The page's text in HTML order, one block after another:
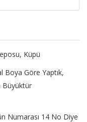
Küpü
Boya Göre Yaptık,
Büyüktür
Numarası 14 No Diye